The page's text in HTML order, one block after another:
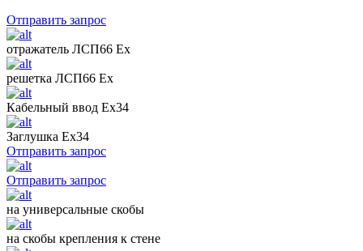
Отправить запрос
отражатель ЛСП66 Ех
решетка ЛСП66 Ех
Кабельный ввод Ех34
Заглушка Ех34
Отправить запрос
Отправить запрос
на универсальные скобы
на скобы крепления к стене